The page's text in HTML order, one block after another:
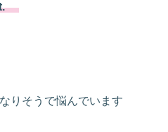
りそうで悩んでいます